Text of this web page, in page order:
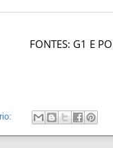
FONTES: G1 E